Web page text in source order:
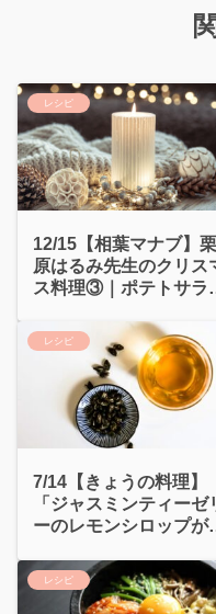
レシピ
12/15【相葉マナブ】栗
原はるみ先生のクリス
ス料理③｜ポテトサラ
レシピ
7/14【きょうの料理】
「ジャスミンティーゼ
ーのレモンシロップが
レシピ